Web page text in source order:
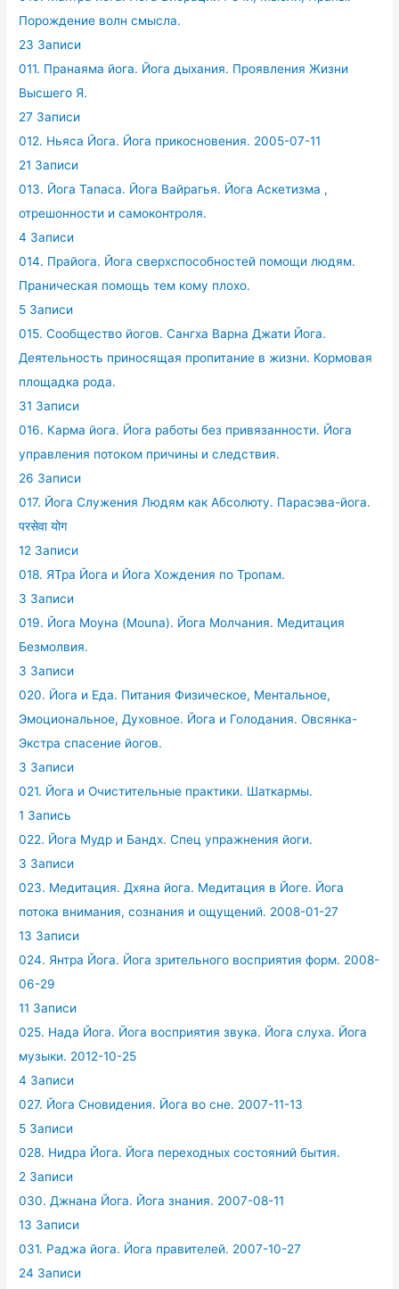
Порождение волн смысла.
23 Записи
011. Пранаяма йога. Йога дыхания. Проявления Жизни
Высшего Я.
27 Записи
012. Ньяса Йога. Йога прикосновения. 2005-07-11
21 Записи
013. Йога Тапаса. Йога Вайрагья. Йога Аскетизма ,
отрешонности и самоконтроля.
4 Записи
014. Прайога. Йога сверхспособностей помощи людям.
Праническая помощь тем кому плохо.
5 Записи
015. Сообщество йогов. Сангха Варна Джати Йога.
Деятельность приносящая пропитание в жизни. Кормовая
площадка рода.
31 Записи
016. Карма йога. Йога работы без привязанности. Йога
управления потоком причины и следствия.
26 Записи
017. Йога Служения Людям как Абсолюту. Парасэва-йога.
परसेवा योग
12 Записи
018. ЯТра Йога и Йога Хождения по Тропам.
3 Записи
019. Йога Моуна (Mouna). Йога Молчания. Медитация
Безмолвия.
3 Записи
020. Йога и Еда. Питания Физическое, Ментальное,
Эмоциональное, Духовное. Йога и Голодания. Овсянка-
Экстра спасение йогов.
3 Записи
021. Йога и Очистительные практики. Шаткармы.
1 Запись
022. Йога Мудр и Бандх. Спец упражнения йоги.
3 Записи
023. Медитация. Дхяна йога. Медитация в Йоге. Йога
потока внимания, сознания и ощущений. 2008-01-27
13 Записи
024. Янтра Йога. Йога зрительного восприятия форм. 2008-
06-29
11 Записи
025. Нада Йога. Йога восприятия звука. Йога слуха. Йога
музыки. 2012-10-25
4 Записи
027. Йога Сновидения. Йога во сне. 2007-11-13
5 Записи
028. Нидра Йога. Йога переходных состояний бытия.
2 Записи
030. Джнана Йога. Йога знания. 2007-08-11
13 Записи
031. Раджа йога. Йога правителей. 2007-10-27
24 Записи